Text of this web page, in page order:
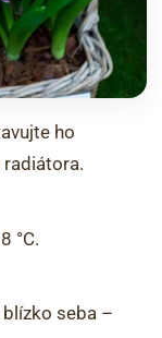
ho
radiátora.
°C.
seba –